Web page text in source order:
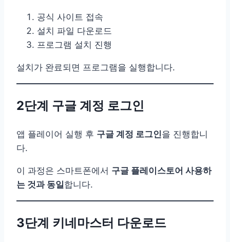
공식 사이트 접속
설치 파일 다운로드
프로그램 설치 진행
설치가 완료되면 프로그램을 실행합니다.
2단계 구글 계정 로그인
앱 플레이어 실행 후 구글 계정 로그인을 진행합니
다.
이 과정은 스마트폰에서 구글 플레이스토어 사용하
는 것과 동일합니다.
3단계 키네마스터 다운로드